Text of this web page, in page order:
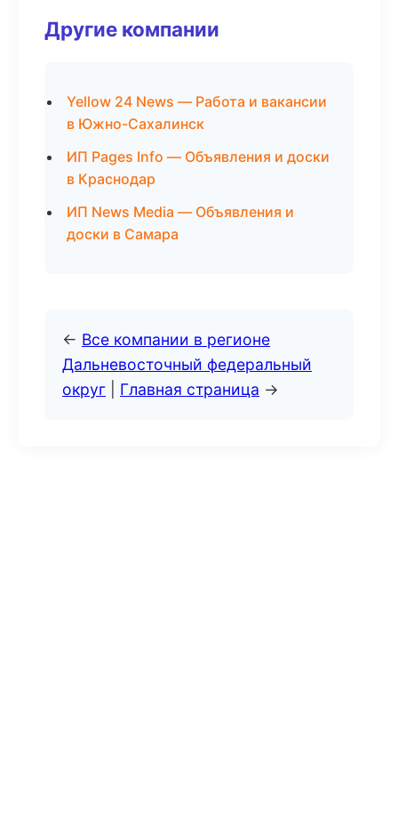
Другие компании
Yellow 24 News — Работа и вакансии
в Южно-Сахалинск
ИП Pages Info — Объявления и доски
в Краснодар
ИП News Media — Объявления и
доски в Самара
← Все компании в регионе
Дальневосточный федеральный
округ
Главная страница →